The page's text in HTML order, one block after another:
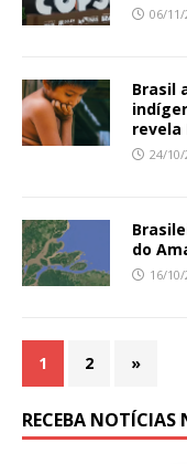
06/11/
Brasil
revela
24/10/
do
16/
1 2 »
RECEBA NOTÍCIAS